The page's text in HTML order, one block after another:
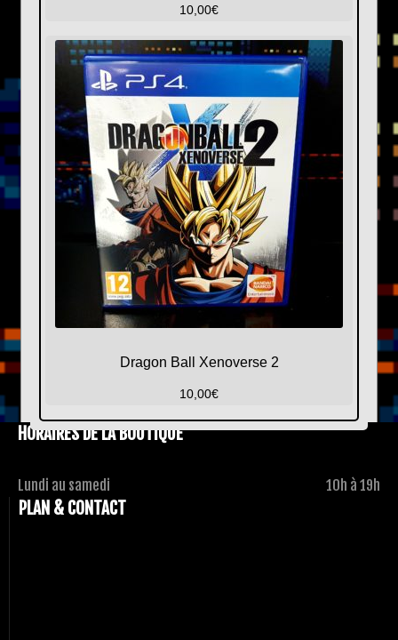
10,00€
Dragon Ball Xenoverse 2
10,00€
HORAIRES DE LA BOUTIQUE
Lundi au samedi 10h à 19h
PLAN & CONTACT